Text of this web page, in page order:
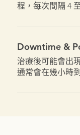
Downtime &
治療後可能會出
通常會在幾小時
程，每次間隔 4